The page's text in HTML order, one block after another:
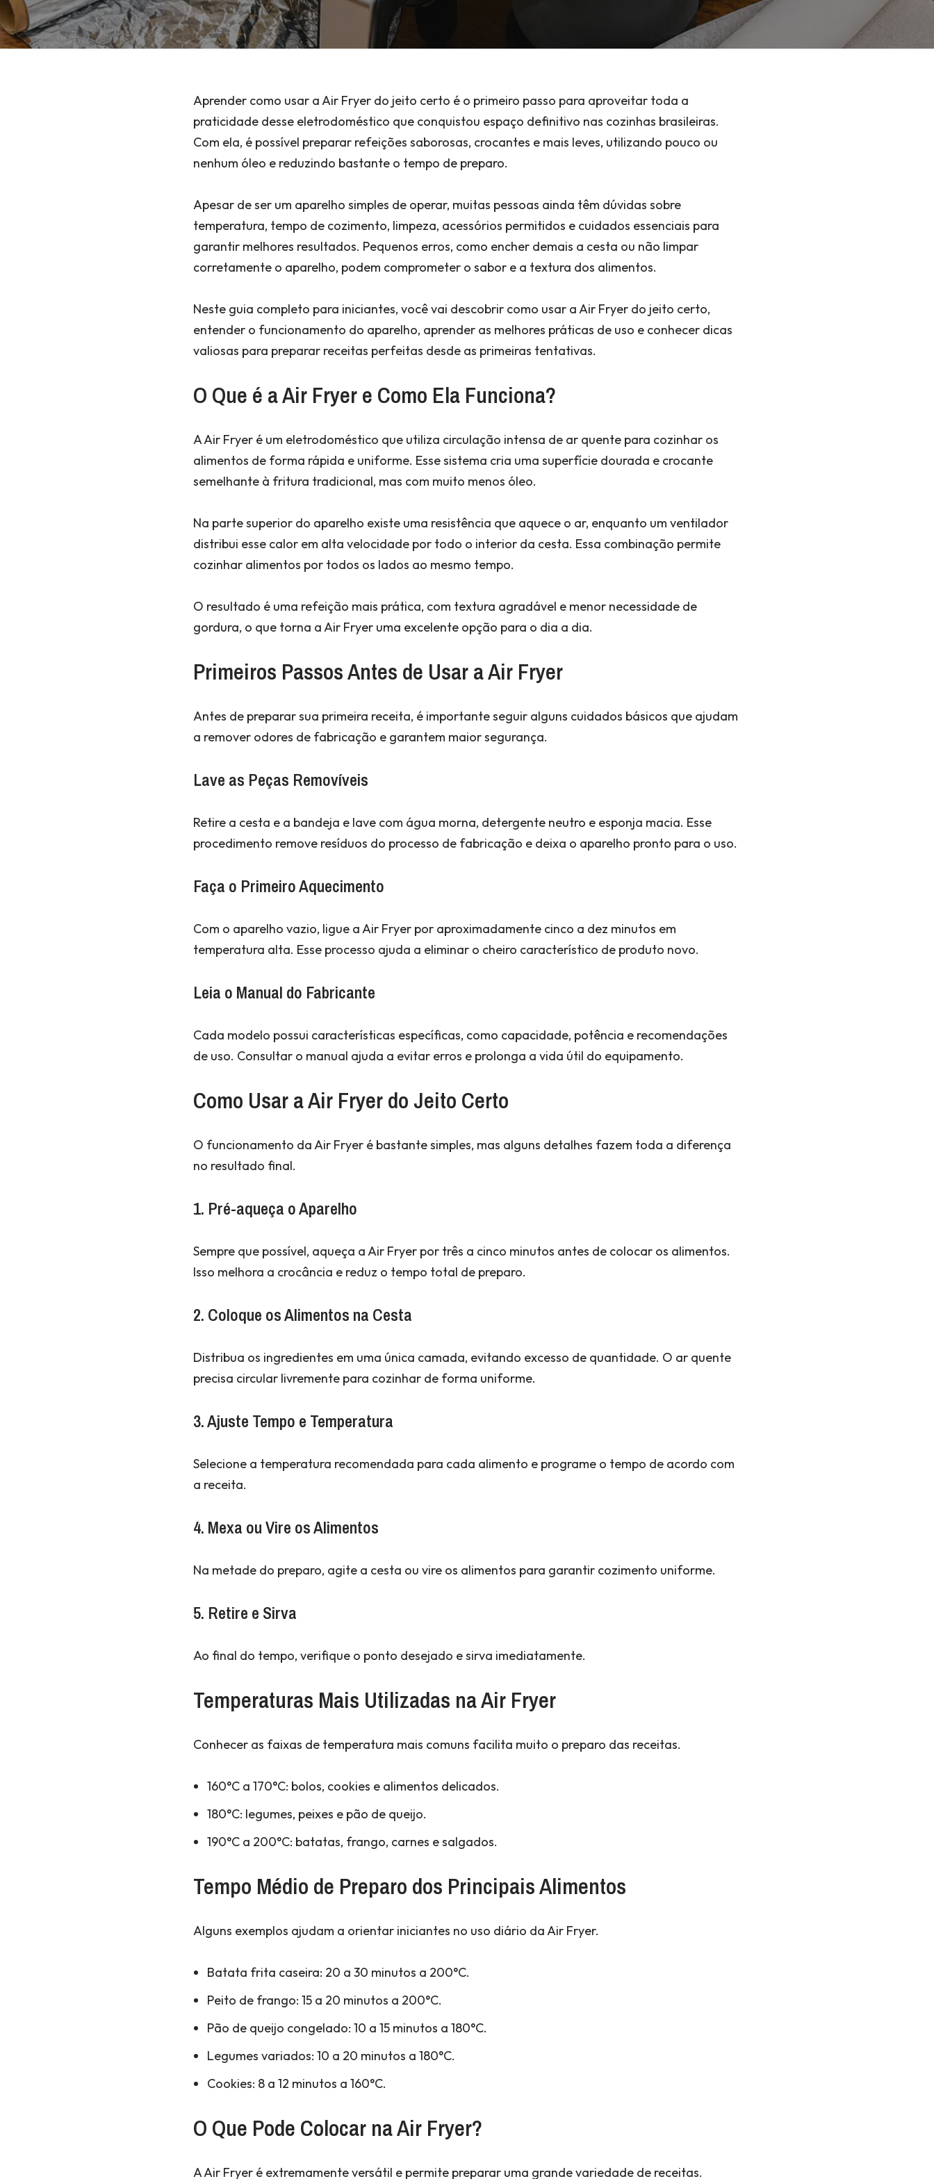
Aprender como usar a Air Fryer do jeito certo é o primeiro passo para aproveitar toda a
praticidade desse eletrodoméstico que conquistou espaço definitivo nas cozinhas brasileiras.
Com ela, é possível preparar refeições saborosas, crocantes e mais leves, utilizando pouco ou
nenhum óleo e reduzindo bastante o tempo de preparo.
Apesar de ser um aparelho simples de operar, muitas pessoas ainda têm dúvidas sobre
temperatura, tempo de cozimento, limpeza, acessórios permitidos e cuidados essenciais para
garantir melhores resultados. Pequenos erros, como encher demais a cesta ou não limpar
corretamente o aparelho, podem comprometer o sabor e a textura dos alimentos.
Neste guia completo para iniciantes, você vai descobrir como usar a Air Fryer do jeito certo,
entender o funcionamento do aparelho, aprender as melhores práticas de uso e conhecer dicas
valiosas para preparar receitas perfeitas desde as primeiras tentativas.
O Que é a Air Fryer e Como Ela Funciona?
A Air Fryer é um eletrodoméstico que utiliza circulação intensa de ar quente para cozinhar os
alimentos de forma rápida e uniforme. Esse sistema cria uma superfície dourada e crocante
semelhante à fritura tradicional, mas com muito menos óleo.
Na parte superior do aparelho existe uma resistência que aquece o ar, enquanto um ventilador
distribui esse calor em alta velocidade por todo o interior da cesta. Essa combinação permite
cozinhar alimentos por todos os lados ao mesmo tempo.
O resultado é uma refeição mais prática, com textura agradável e menor necessidade de
gordura, o que torna a Air Fryer uma excelente opção para o dia a dia.
Primeiros Passos Antes de Usar a Air Fryer
Antes de preparar sua primeira receita, é importante seguir alguns cuidados básicos que ajudam
a remover odores de fabricação e garantem maior segurança.
Lave as Peças Removíveis
Retire a cesta e a bandeja e lave com água morna, detergente neutro e esponja macia. Esse
procedimento remove resíduos do processo de fabricação e deixa o aparelho pronto para o uso.
Faça o Primeiro Aquecimento
Com o aparelho vazio, ligue a Air Fryer por aproximadamente cinco a dez minutos em
temperatura alta. Esse processo ajuda a eliminar o cheiro característico de produto novo.
Leia o Manual do Fabricante
Cada modelo possui características específicas, como capacidade, potência e recomendações
de uso. Consultar o manual ajuda a evitar erros e prolonga a vida útil do equipamento.
Como Usar a Air Fryer do Jeito Certo
O funcionamento da Air Fryer é bastante simples, mas alguns detalhes fazem toda a diferença
no resultado final.
1. Pré-aqueça o Aparelho
Sempre que possível, aqueça a Air Fryer por três a cinco minutos antes de colocar os alimentos.
Isso melhora a crocância e reduz o tempo total de preparo.
2. Coloque os Alimentos na Cesta
Distribua os ingredientes em uma única camada, evitando excesso de quantidade. O ar quente
precisa circular livremente para cozinhar de forma uniforme.
3. Ajuste Tempo e Temperatura
Selecione a temperatura recomendada para cada alimento e programe o tempo de acordo com
a receita.
4. Mexa ou Vire os Alimentos
Na metade do preparo, agite a cesta ou vire os alimentos para garantir cozimento uniforme.
5. Retire e Sirva
Ao final do tempo, verifique o ponto desejado e sirva imediatamente.
Temperaturas Mais Utilizadas na Air Fryer
Conhecer as faixas de temperatura mais comuns facilita muito o preparo das receitas.
160°C a 170°C: bolos, cookies e alimentos delicados.
180°C: legumes, peixes e pão de queijo.
190°C a 200°C: batatas, frango, carnes e salgados.
Tempo Médio de Preparo dos Principais Alimentos
Alguns exemplos ajudam a orientar iniciantes no uso diário da Air Fryer.
Batata frita caseira: 20 a 30 minutos a 200°C.
Peito de frango: 15 a 20 minutos a 200°C.
Pão de queijo congelado: 10 a 15 minutos a 180°C.
Legumes variados: 10 a 20 minutos a 180°C.
Cookies: 8 a 12 minutos a 160°C.
O Que Pode Colocar na Air Fryer?
A Air Fryer é extremamente versátil e permite preparar uma grande variedade de receitas.